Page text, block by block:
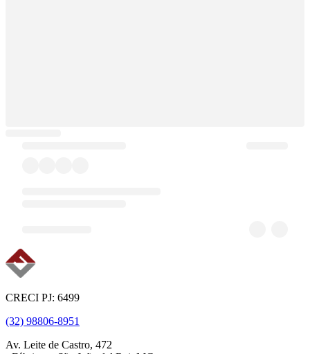
CRECI PJ: 6499
(32) 98806-8951
Av. Leite de Castro, 472